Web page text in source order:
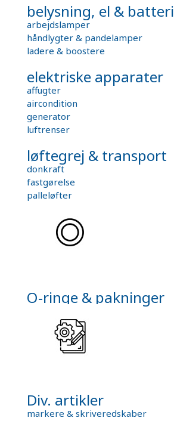
belysning, el & batteri
arbejdslamper
håndlygter & pandelamper
ladere & boostere
elektriske apparater
affugter
aircondition
generator
luftrenser
løftegrej & transport
donkraft
fastgørelse
palleløfter
O-ringe & pakninger
Div. artikler
markere & skriveredskaber